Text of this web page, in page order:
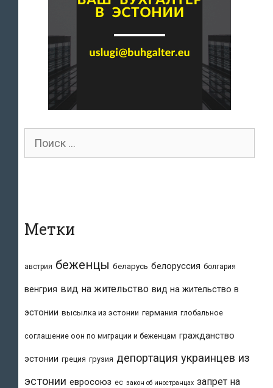
Поиск
для:
Метки
австрия беженцы беларусь белоруссия болгария
венгрия вид на жительство вид на жительство в
эстонии высылка из эстонии германия глобальное
соглашение оон по миграции и беженцам гражданство
эстонии греция грузия депортация украинцев из
эстонии евросоюз ес закон об иностранцах запрет на